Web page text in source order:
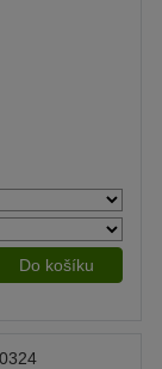
Do košíku